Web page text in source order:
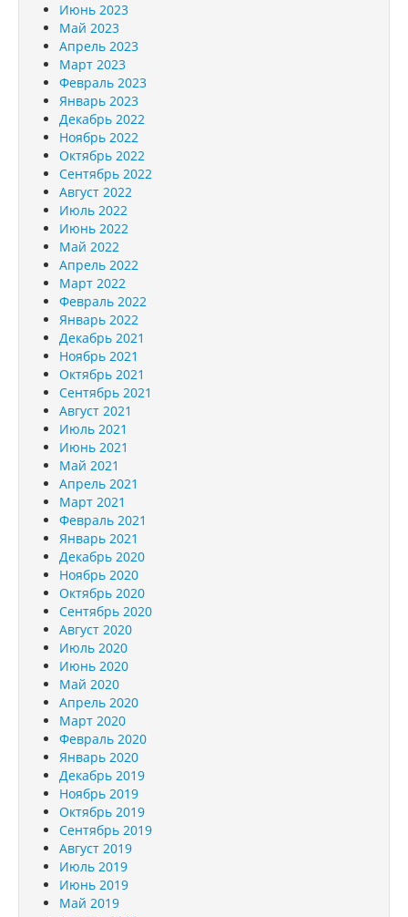
Июнь 2023
Май 2023
Апрель 2023
Март 2023
Февраль 2023
Январь 2023
Декабрь 2022
Ноябрь 2022
Октябрь 2022
Сентябрь 2022
Август 2022
Июль 2022
Июнь 2022
Май 2022
Апрель 2022
Март 2022
Февраль 2022
Январь 2022
Декабрь 2021
Ноябрь 2021
Октябрь 2021
Сентябрь 2021
Август 2021
Июль 2021
Июнь 2021
Май 2021
Апрель 2021
Март 2021
Февраль 2021
Январь 2021
Декабрь 2020
Ноябрь 2020
Октябрь 2020
Сентябрь 2020
Август 2020
Июль 2020
Июнь 2020
Май 2020
Апрель 2020
Март 2020
Февраль 2020
Январь 2020
Декабрь 2019
Ноябрь 2019
Октябрь 2019
Сентябрь 2019
Август 2019
Июль 2019
Июнь 2019
Май 2019